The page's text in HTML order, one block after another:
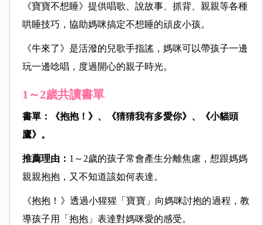
《寶寶不想睡》提供唱歌、說故事、抓背、親親等各種
哄睡技巧，協助媽咪搞定不想睡的頑皮小孩。
《牛來了》是活潑的兒歌手指謠，媽咪可以帶孩子一邊
玩一邊唸唱，度過開心的親子時光。
1～2歲共讀書單
書單：《抱抱！》、《猜猜我有多愛你》、《小貓頭
鷹》。
推薦理由： 1～2歲的孩子常會產生分離焦慮，想跟媽媽
親親抱抱，又不知道該如何表達。
《抱抱！》透過小猩猩「寶寶」向媽咪討抱的過程，教
導孩子用「抱抱」表達對媽咪愛的感受。